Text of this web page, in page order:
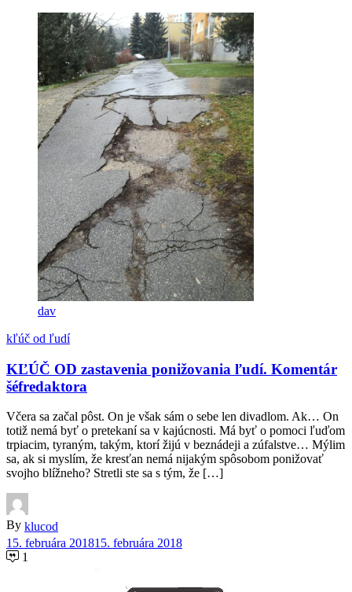
dav
kľúč od ľudí
KĽÚČ OD zastavenia ponižovania ľudí. Komentár
šéfredaktora
Včera sa začal pôst. On je však sám o sebe len divadlom. Ak… On
totiž nemá byť o pretekaní sa v kajúcnosti. Má byť o pomoci ľuďom
trpiacim, tyraným, takým, ktorí žijú v beznádeji a zúfalstve… Mýlim
sa, ak si myslím, že kresťan nemá nijakým spôsobom ponižovať
svojho blížneho? Stretli ste sa s tým, že […]
By klucod
15. februára 201815. februára 2018
1